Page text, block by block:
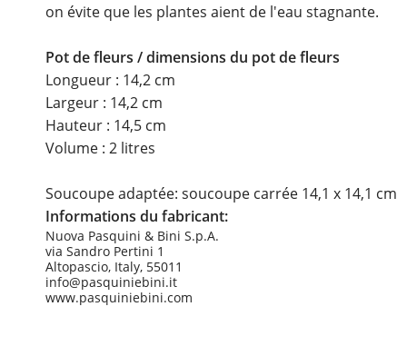
on évite que les plantes aient de l'eau stagnante.
Pot de fleurs / dimensions du pot de fleurs
Longueur : 14,2 cm
Largeur : 14,2 cm
Hauteur : 14,5 cm
Volume : 2 litres
Soucoupe adaptée: soucoupe carrée 14,1 x 14,1 cm
Informations du fabricant:
Nuova Pasquini & Bini S.p.A.
via Sandro Pertini 1
Altopascio, Italy, 55011
info@pasquiniebini.it
www.pasquiniebini.com